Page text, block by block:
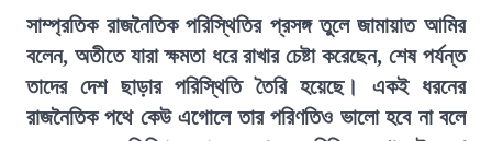
সাম্প্রতিক রাজনৈতিক পরিস্থিতির প্রসঙ্গ তুলে জামায়াত আমির
বলেন, অতীতে যারা ক্ষমতা ধরে রাখার চেষ্টা করেছেন, শেষ পর্যন্ত
তাদের দেশ ছাড়ার পরিস্থিতি তৈরি হয়েছে। একই ধরনের
রাজনৈতিক পথে কেউ এগোলে তার পরিণতিও ভালো হবে না বলে